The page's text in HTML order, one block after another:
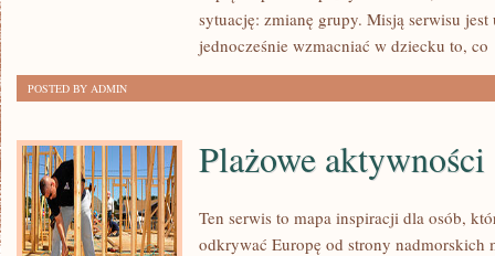
PRZEDSZKOLU
sytuację: zmianę grupy. Misją serwisu
jednocześnie wzmacniać w dziecku to, co
POSTED BY ADMIN
Plażowe aktywności
Ten serwis to mapa inspiracji dla osób,
odkrywać Europę od strony nadmorskich